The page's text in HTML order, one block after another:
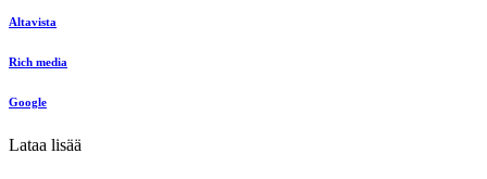
Altavista
Rich media
Google
Lataa lisää